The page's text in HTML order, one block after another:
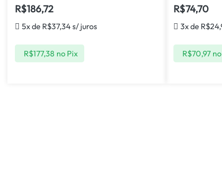
R$186,72
5x de R$37,34 s/ juros
R$177,38 no Pix
R$74,70
3x de R$
R$70,97